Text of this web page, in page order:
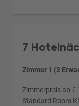
7
Zimmer 1 (2
Zimmerpreis ab €
Standard Room